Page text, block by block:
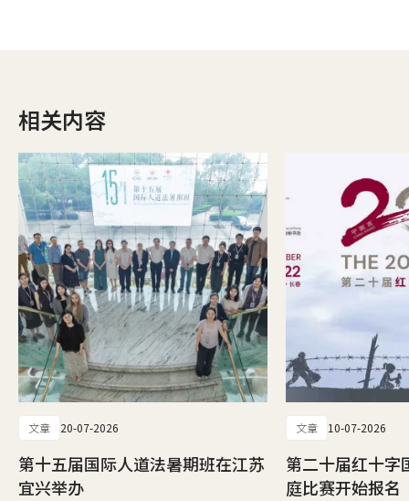
相关内容
文章 20-07-2026
第十五届国际人道法暑期班在江苏
宜兴举办
文章 10-07-2026
第二十届红十字
庭比赛开始报名